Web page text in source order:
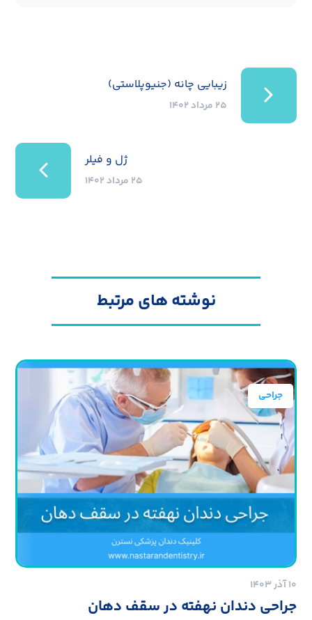
زیبایی چانه (جنیوپلاستی)
۲۵ مرداد ۱۴۰۲
ژل و فیلر
۲۵ مرداد ۱۴۰۲
نوشته های مرتبط
جراحی
۱۰ آذر ۱۴۰۳
جراحی دندان نهفته در سقف دهان